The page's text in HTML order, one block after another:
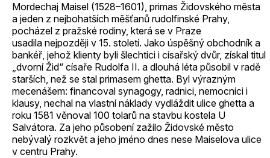
Mordechaj Maisel (1528–1601), primas Židovského města
a jeden z nejbohatších měšťanů rudolfinské Prahy,
pocházel z pražské rodiny, která se v Praze
usadila nejpozději v 15. století. Jako úspěšný obchodník a
bankéř, jehož klienty byli šlechtici i císařský dvůr, získal titul
„dvorní Žid“ císaře Rudolfa II. a dlouhá léta působil v radě
starších, než se stal primasem ghetta. Byl výrazným
mecenášem: financoval synagogy, radnici, nemocnici i
klausy, nechal na vlastní náklady vydláždit ulice ghetta a
roku 1581 věnoval 100 tolarů na stavbu kostela U
Salvátora. Za jeho působení zažilo Židovské město
nebývalý rozkvět a jeho jméno dnes nese Maiselova ulice
v centru Prahy.